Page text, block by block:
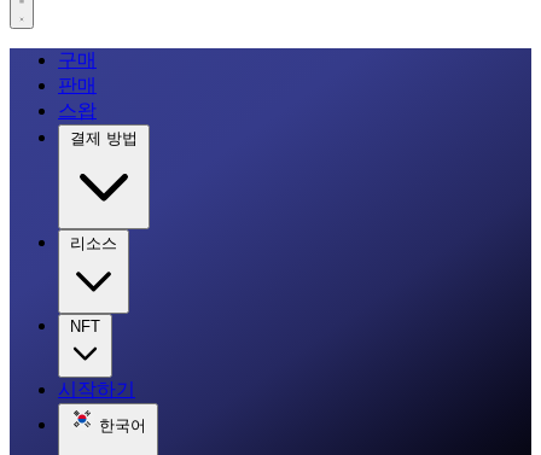
구매
판매
스왑
결제 방법
리소스
NFT
시작하기
한국어